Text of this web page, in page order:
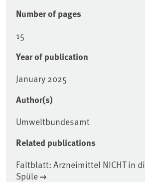
Number of pages
15
Year of publication
January 2025
Author(s)
Umweltbundesamt
Related publications
Faltblatt: Arzneimittel NICHT in
Spüle